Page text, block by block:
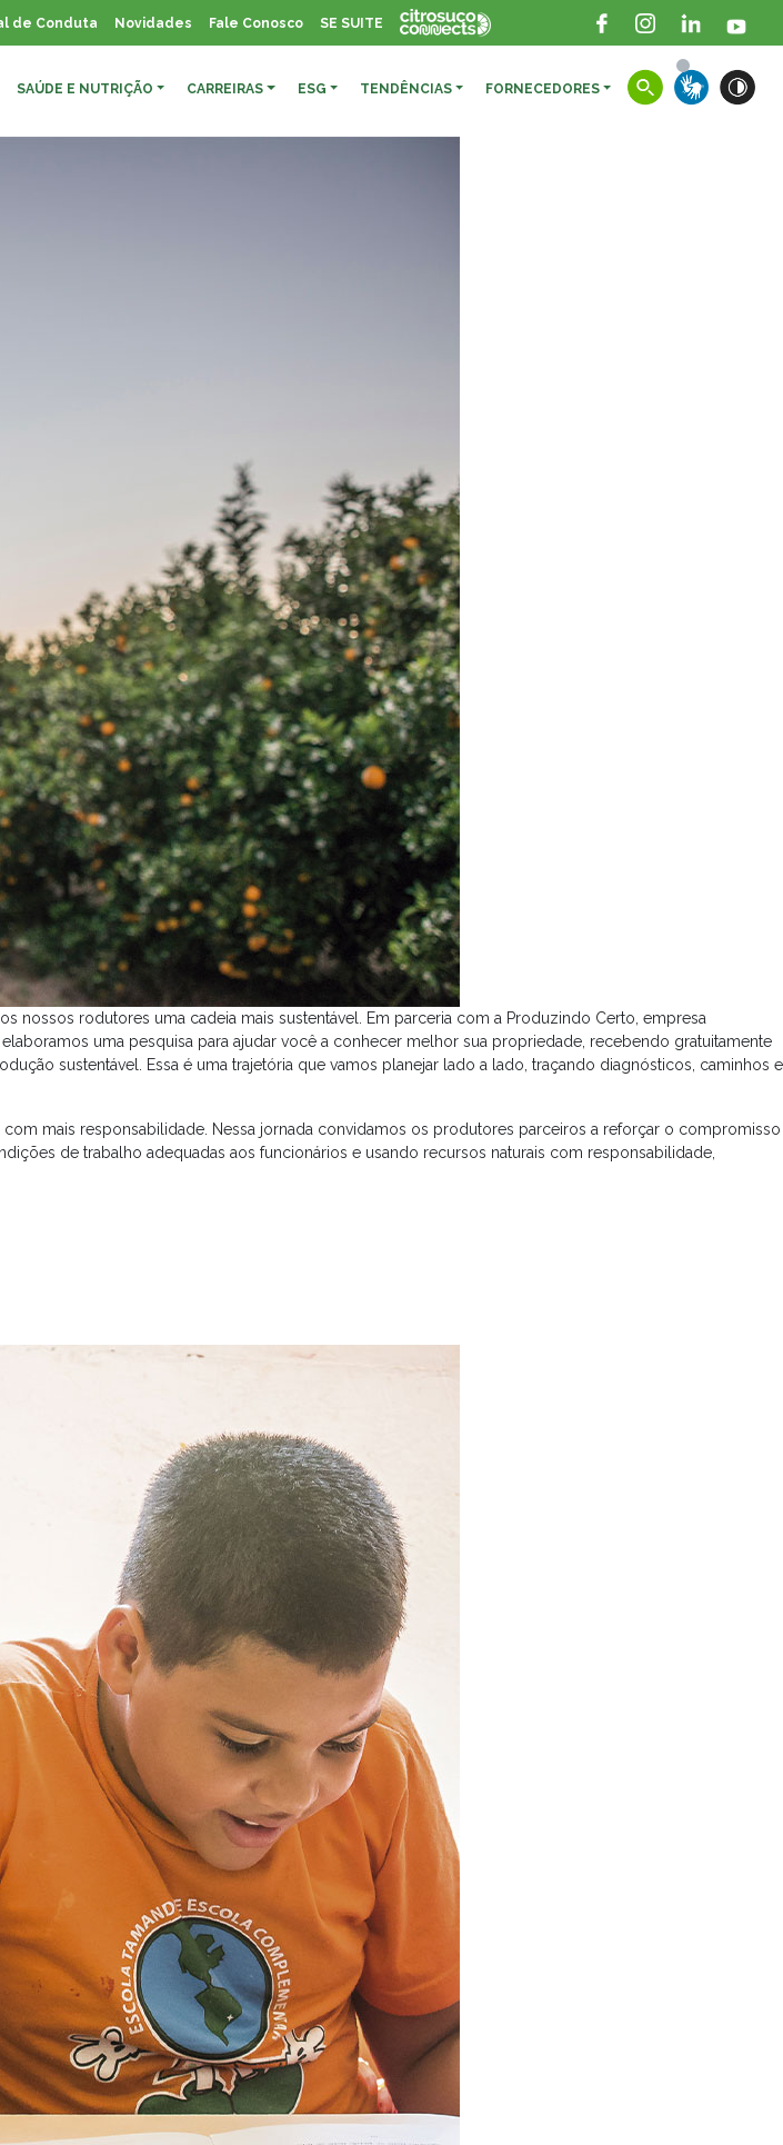
de Conduta Novidades Fale Conosco SE SUITE
SAÚDE E NUTRIÇÃO CARREIRAS ESG TENDÊNCIAS FORNECEDORES
rodutores uma cadeia mais sustentável. Em parceria com a Produzindo Certo, empresa
uma pesquisa para ajudar você a conhecer melhor sua propriedade, recebendo gratuitamente
sustentável. Essa é uma trajetória que vamos planejar lado a lado, traçando diagnósticos, caminhos e
mais responsabilidade. Nessa jornada convidamos os produtores parceiros a reforçar o compromisso
de trabalho adequadas aos funcionários e usando recursos naturais com responsabilidade,